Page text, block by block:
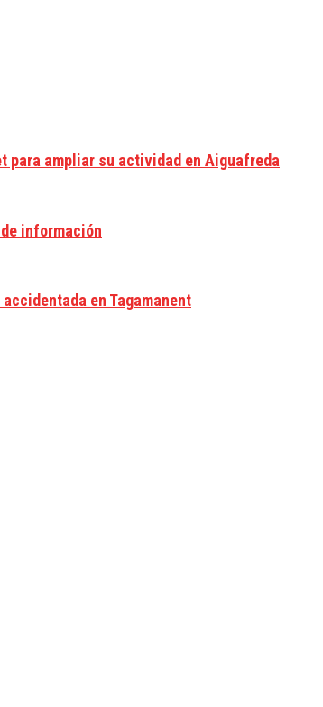
para ampliar su actividad en Aiguafreda
información
en Tagamanent